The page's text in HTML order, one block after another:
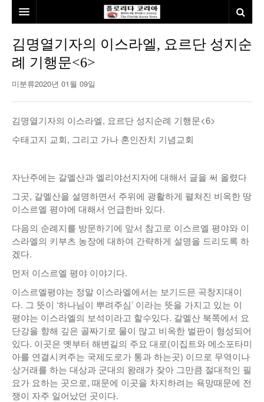
본사소개
뉴스
이명덕칼럼
김선옥칼럼
김원동칼럼
100인선/독자광장
100인선
독자광장
여행
인근여행지
낚시/비치
골프
인터뷰/탐방
김명열기자의 이스라엘, 요르단 성지순
례 기행문<6>
미분류2020년 01월 09일
김명열기자의 이스라엘, 요르단 성지순례 기행문<6>
수태고지 교회, 그리고 가나 혼인잔치 기념교회
자난주에는 갈멜산과 엘리야선지자에 대해서 글을 써 올렸다
그곳, 갈멜산을 설명하면서 주위에 광활하게 펼쳐진 비옥한 땅
이스르엘 평야에 대해서 언급한바 있다.
다음의 순례지를 방문하기에 앞서 참고로 이스르엘 평야와 이
스라엘의 키부츠 농장에 대하여 간략하게 설명을 드리도록 하
겠다.
먼저 이스르엘 평야 이야기다.
이스르엘평야는 정말 이스라엘에서는 보기드믄 곡창지대이
다. 그 뜻이 ‘하나님이 뿌려주심’ 이라는 뜻을 가지고 있는 이
평야는 이스라엘의 보석이라고 할수있다. 갈멜산 북쪽에서 요
단강을 향해 깊은 골짜기로 물이 많고 비옥한 벌판이 형성되어
있다. 이곳은 옛부터 해변길의 주요 대로(이집트와 메소포타미
아를 연결시켜주는 국제도로가 통과 하는곳) 이므로 무역이나
상거래를 하는 대상과 군대의 왕래가 잦아 그만큼 절대적인 필
요가 요하는 곳으로, 때문에 이곳을 차지하려는 욕망때문에 전
쟁이 자주 일어났던 곳이다.